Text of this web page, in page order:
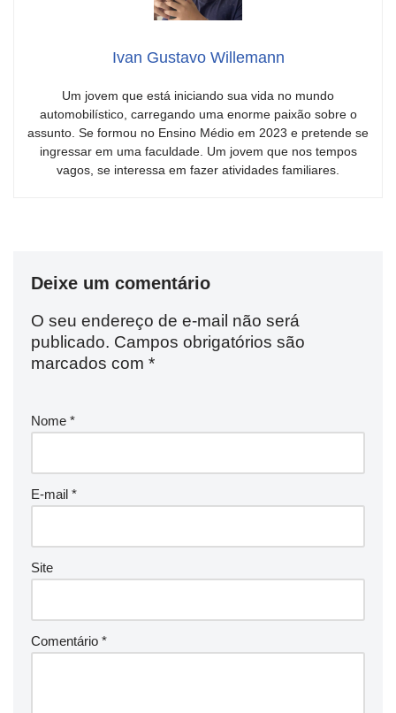
Ivan Gustavo Willemann
Um jovem que está iniciando sua vida no mundo
automobilístico, carregando uma enorme paixão sobre o
assunto. Se formou no Ensino Médio em 2023 e pretende se
ingressar em uma faculdade. Um jovem que nos tempos
vagos, se interessa em fazer atividades familiares.
Deixe um comentário
O seu endereço de e-mail não será
publicado. Campos obrigatórios são
marcados com *
Nome *
E-mail *
Site
Comentário *